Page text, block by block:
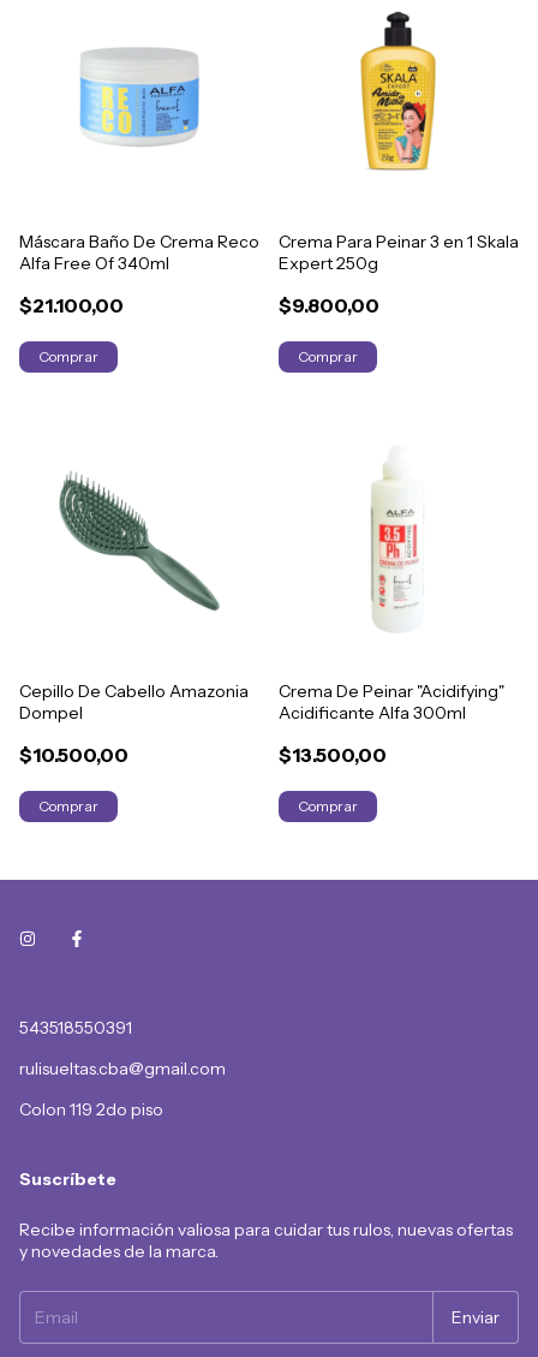
Máscara Baño De Crema Reco
Alfa Free Of 340ml
$21.100,00
Crema Para Peinar 3 en 1 Skala
Expert 250g
$9.800,00
Comprar
Cepillo De Cabello Amazonia
Dompel
$10.500,00
Comprar
Crema De Peinar "Acidifying"
Acidificante Alfa 300ml
$13.500,00
543518550391
rulisueltas.cba@gmail.com
Colon 119 2do piso
Suscríbete
Recibe información valiosa para cuidar tus rulos, nuevas ofertas
y novedades de la marca.